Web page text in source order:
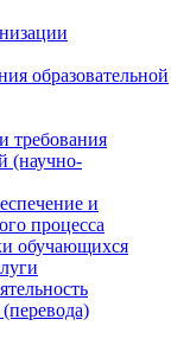
образовательной
требования
(научно-
и
процесса
обучающихся